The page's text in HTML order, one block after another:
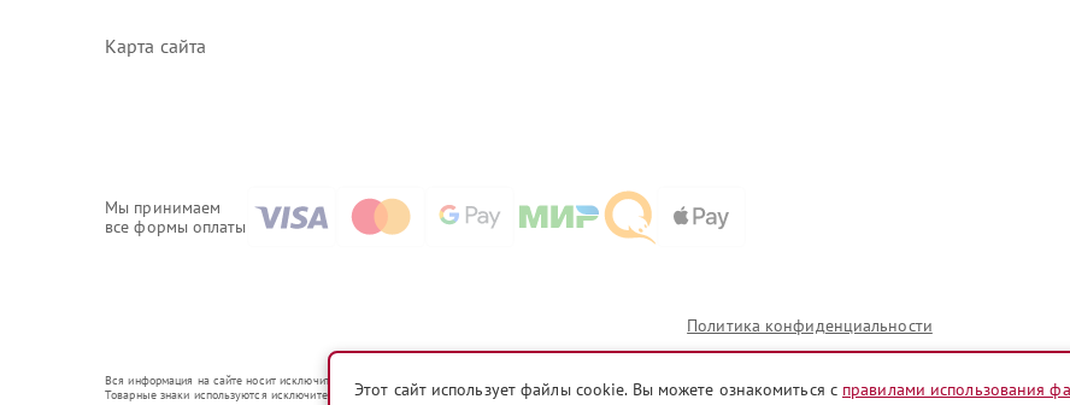
Карта сайта
Мы принимаем
все формы оплаты
Политика конфиденциальности
Вся информация на сайте носит исключительно справочный характер.
Товарные знаки используются исключительно для описания устройств, в отношении которых сервисные центры tms.pioneer-fixim.ru предоставляют услуги по ремонту. Услуги
Этот сайт использует файлы cookie. Вы можете ознакомиться с правилами использования